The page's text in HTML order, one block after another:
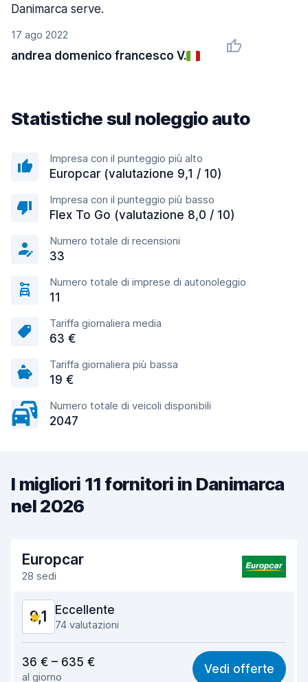
17 ago 2022
andrea domenico francesco V.
Danimarca serve.
Statistiche sul noleggio auto
Impresa con il punteggio più alto
Europcar (valutazione 9,1 / 10)
Impresa con il punteggio più basso
Flex To Go (valutazione 8,0 / 10)
Numero totale di recensioni
33
Numero totale di imprese di autonoleggio
11
Tariffa giornaliera media
63 €
Tariffa giornaliera più bassa
19 €
Numero totale di veicoli disponibili
2047
I migliori 11 fornitori in Danimarca
nel 2026
Europcar
28 sedi
9,1 Eccellente
74 valutazioni
8,9
36 € – 635 €
al giorno
Vedi offerte